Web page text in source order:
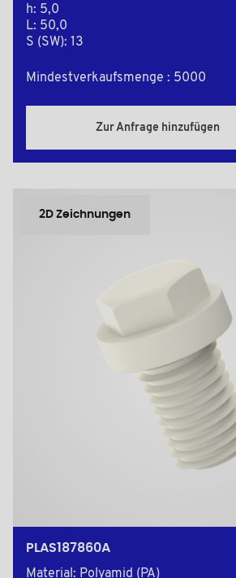
h: 5,0
L: 50,0
S (SW): 13
Mindestverkaufsmenge : 5000
Zur Anfrage hinzufügen
2D Zeichnungen
PLAS187860A
Material: Polyamid (PA)